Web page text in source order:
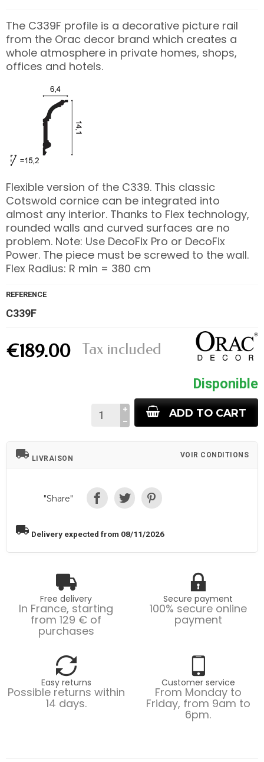
The C339F profile is a decorative picture rail
from the Orac decor brand which creates a
whole atmosphere in private homes, shops,
offices and hotels.
Flexible version of the C339. This classic
Cotswold cornice can be integrated into
almost any interior. Thanks to Flex technology,
rounded walls and curved surfaces are no
problem. Note: Use DecoFix Pro or DecoFix
Power. The piece must be screwed to the wall.
Flex Radius: R min = 380 cm
REFERENCE
C339F
€189.00 Tax included
Disponible
ADD TO CART
local_shipping LIVRAISON VOIR CONDITIONS
"Share"
local_shipping Delivery expected from 08/11/2026
Free delivery
In France, starting
from 129 € of
purchases
Secure payment
100% secure online
payment
Easy returns
Possible returns within
14 days.
Customer service
From Monday to
Friday, from 9am to
6pm.